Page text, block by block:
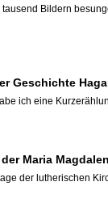
tausend Bildern
Geschichte
ich eine
Maria
der lutherischen